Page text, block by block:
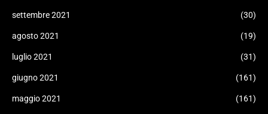
settembre 2021 (30)
agosto 2021 (19)
luglio 2021 (31)
giugno 2021 (161)
maggio 2021 (161)